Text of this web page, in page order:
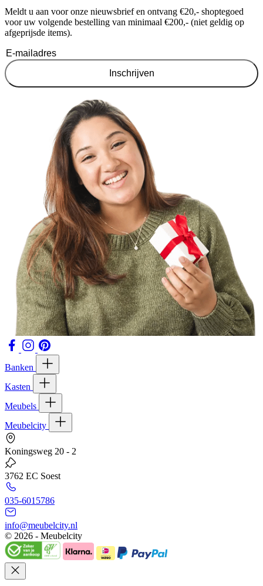
Meldt u aan voor onze nieuwsbrief en ontvang €20,- shoptegoed
voor uw volgende bestelling van minimaal €200,- (niet geldig op
afgeprijsde items).
Inschrijven
Banken
Kasten
Meubels
Meubelcity
Koningsweg 20 - 2
3762 EC Soest
035-6015786
info@meubelcity.nl
© 2026 - Meubelcity